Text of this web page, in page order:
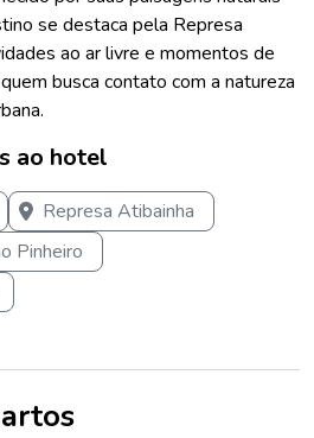
se destaca pela Represa
ao ar livre e momentos de
busca contato com a natureza
ao hotel
Represa Atibainha
Pinheiro